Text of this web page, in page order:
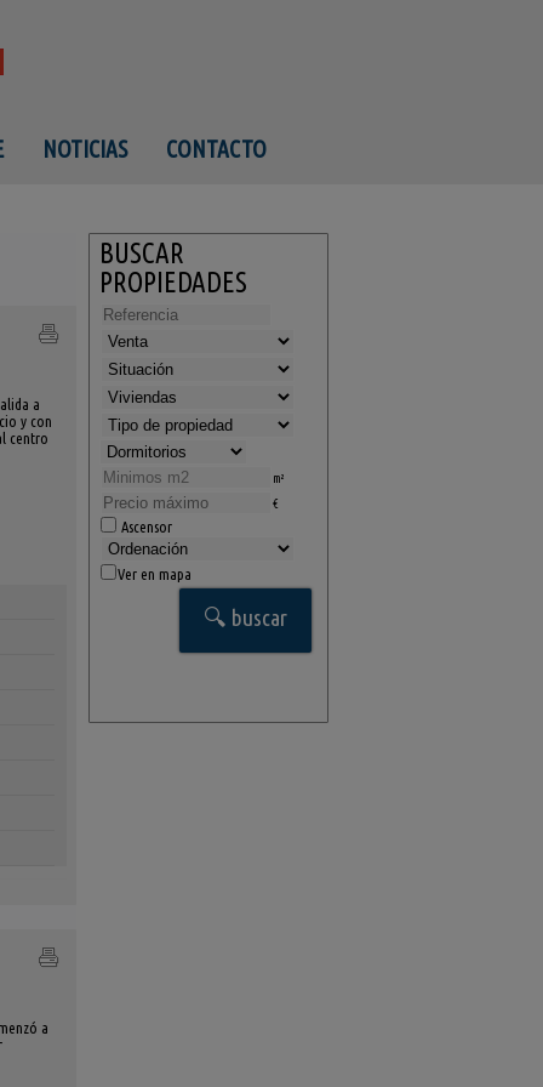
NOTICIAS CONTACTO
a
y con
centro
a
BUSCAR
PROPIEDADES
m²
€
Ascensor
Ver en mapa